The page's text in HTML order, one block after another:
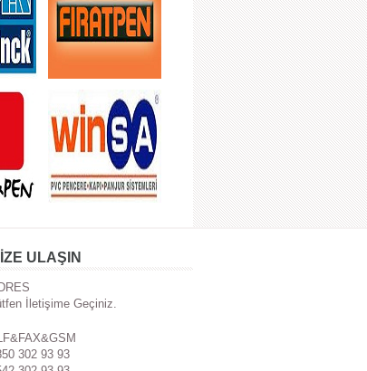
ULAŞIN
İletişime Geçiniz.
302 93 93